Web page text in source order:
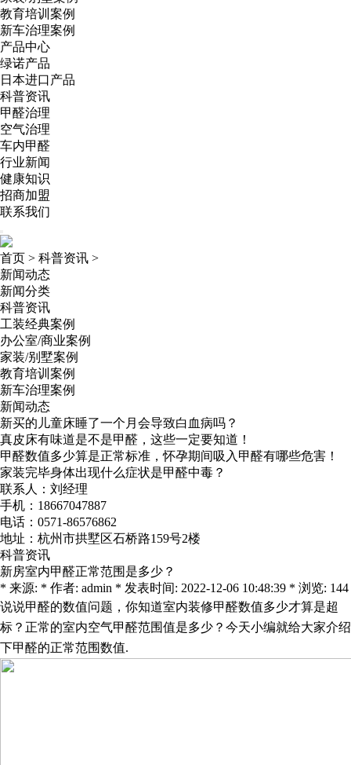
教育培训案例
新车治理案例
产品中心
绿诺产品
日本进口产品
科普资讯
甲醛治理
空气治理
车内甲醛
行业新闻
健康知识
招商加盟
联系我们
首页 > 科普资讯 >
新闻动态
新闻分类
科普资讯
工装经典案例
办公室/商业案例
家装/别墅案例
教育培训案例
新车治理案例
新闻动态
新买的儿童床睡了一个月会导致白血病吗？
真皮床有味道是不是甲醛，这些一定要知道！
甲醛数值多少算是正常标准，怀孕期间吸入甲醛有哪些危害！
家装完毕身体出现什么症状是甲醛中毒？
联系人：刘经理
手机：18667047887
电话：0571-86576862
地址：杭州市拱墅区石桥路159号2楼
科普资讯
新房室内甲醛正常范围是多少？
* 来源: * 作者: admin * 发表时间: 2022-12-06 10:48:39 * 浏览: 144
说说甲醛的数值问题，你知道室内装修甲醛数值多少才算是超
标？正常的室内空气甲醛范围值是多少？今天小编就给大家介绍
下甲醛的正常范围数值.